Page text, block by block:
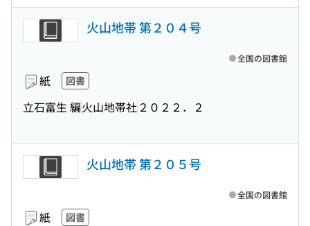
火山地帯 第２０４号
紙 図書
立石富生 編火山地帯社 ２０２２．２
全国の図書館
火山地帯 第２０５号
紙 図書
全国の図書館